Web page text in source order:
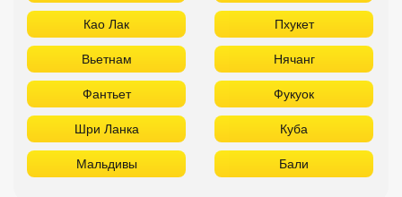
Као Лак Пхукет
Вьетнам Нячанг
Фантьет Фукуок
Шри Ланка Куба
Мальдивы Бали